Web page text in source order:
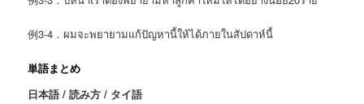
例3-4．ผมจะพยายามแก้ปัญหานี้ให้ได้ภายในสัปดาห์นี้
単語まとめ
日本語 / 読み方 / タイ語